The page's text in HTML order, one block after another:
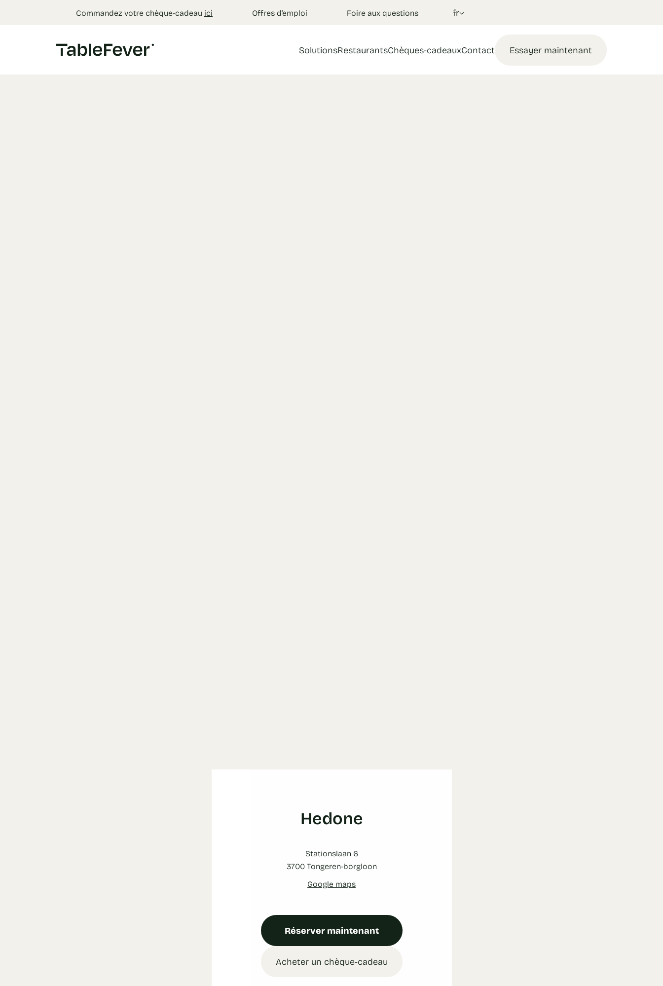
Commandez votre chèque-cadeau ici Offres d’emploi Foire aux questions fr
Essayer maintenant
SolutionsRestaurantsChèques-cadeauxContact
Hedone
Stationslaan 6
3700 Tongeren-borgloon
Google maps
Réserver maintenant
Acheter un chèque-cadeau